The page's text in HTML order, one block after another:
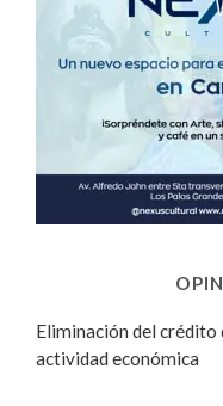
Eliminación del crédito
actividad económica